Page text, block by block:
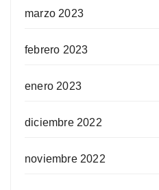
marzo 2023
febrero 2023
enero 2023
diciembre 2022
noviembre 2022